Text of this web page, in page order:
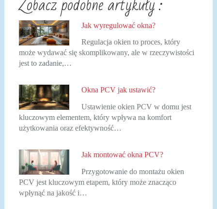
Jak wyregulować okna?
Regulacja okien to proces, który
może wydawać się skomplikowany, ale w rzeczywistości
jest to zadanie,…
Okna PCV jak ustawić?
Ustawienie okien PCV w domu jest
kluczowym elementem, który wpływa na komfort
użytkowania oraz efektywność…
Jak montować okna PCV?
Przygotowanie do montażu okien
PCV jest kluczowym etapem, który może znacząco
wpłynąć na jakość i…